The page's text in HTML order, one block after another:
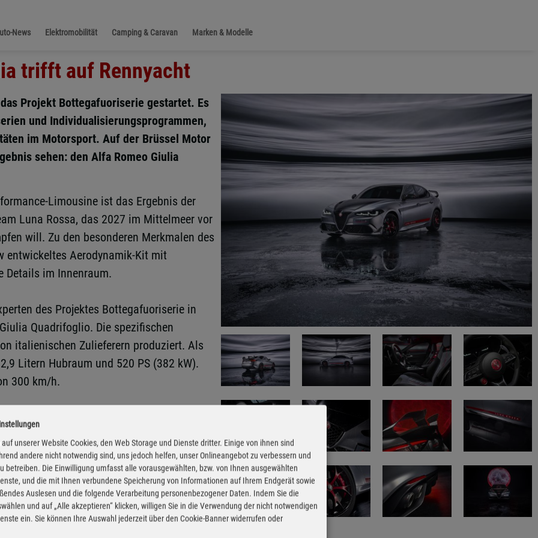
News Elektromobilität Camping & Caravan Marken & Modelle
trifft auf Rennyacht
Projekt Bottegafuoriserie gestartet. Es
und Individualisierungsprogrammen,
im Motorsport. Auf der Brüssel Motor
sehen: den Alfa Romeo Giulia
Limousine ist das Ergebnis der
Luna Rossa, das 2027 im Mittelmeer vor
will. Zu den besonderen Merkmalen des
entwickeltes Aerodynamik-Kit mit
Details im Innenraum.
des Projektes Bottegafuoriserie in
Quadrifoglio. Die spezifischen
italienischen Zulieferern produziert. Als
Litern Hubraum und 520 PS (382 kW).
300 km/h.
Luftführung. Sein Profil mit zwei
inspiriert. Bei der Rennyacht hat
den Rumpf aus dem Wasser zu heben und
den entgegengesetzten Effekt zu erreichen,
180 Grad gedreht: So erzeugen sie
Asphalt drückt.
unserer Website Cookies, den Web Storage und Dienste dritter. Einige von ihnen sind
andere nicht notwendig sind, uns jedoch helfen, unser Onlineangebot zu verbessern und
betreiben. Die Einwilligung umfasst alle vorausgewählten, bzw. von Ihnen ausgewählten
und die mit Ihnen verbundene Speicherung von Informationen auf Ihrem Endgerät sowie
Auslesen und die folgende Verarbeitung personenbezogener Daten. Indem Sie die
und auf „Alle akzeptieren“ klicken, willigen Sie in die Verwendung der nicht notwendigen
ein. Sie können Ihre Auswahl jederzeit über den Cookie-Banner widerrufen oder